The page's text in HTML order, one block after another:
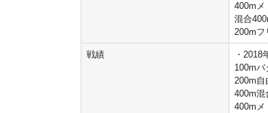
400mメ
混合
200mフ
戦績
・2018
100m
200m自
400m混
400mメ